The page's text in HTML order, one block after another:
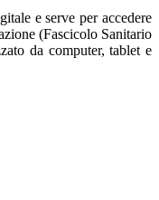
e serve per accedere
(Fascicolo Sanitario
da computer, tablet e